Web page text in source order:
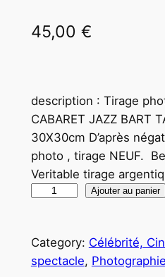
45,00 €
description : Tirage
CABARET JAZZ BART
30X30cm D’après
photo , tirage NEUF.
Veritable tirage
n
t
Ajouter au panier
Category: Célébrité,
spectacle,